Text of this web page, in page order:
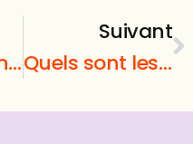
Régime chrononutrition : Quel est son fonctionnement pour perdre du poids ?
Suivant
Quels sont les sites de rencontre gratuits sans carte de crédit ?